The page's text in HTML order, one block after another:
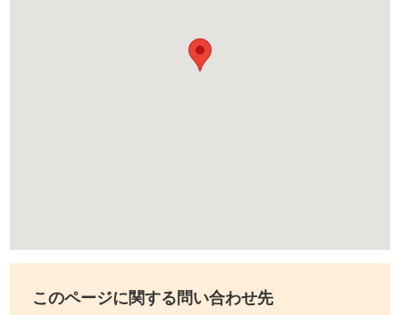
このページに関する問い合わせ先